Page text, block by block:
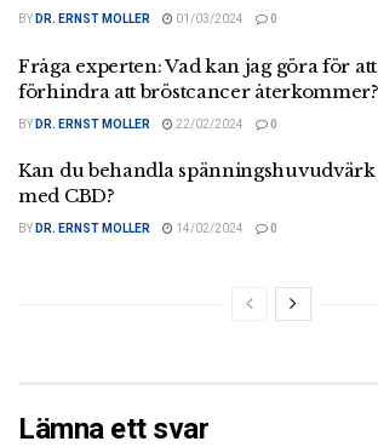
BY DR. ERNST MOLLER 01/03/2024 0
Fråga experten: Vad kan jag göra för att
förhindra att bröstcancer återkommer?
BY DR. ERNST MOLLER 22/02/2024 0
Kan du behandla spänningshuvudvärk
med CBD?
BY DR. ERNST MOLLER 14/02/2024 0
Lämna ett svar